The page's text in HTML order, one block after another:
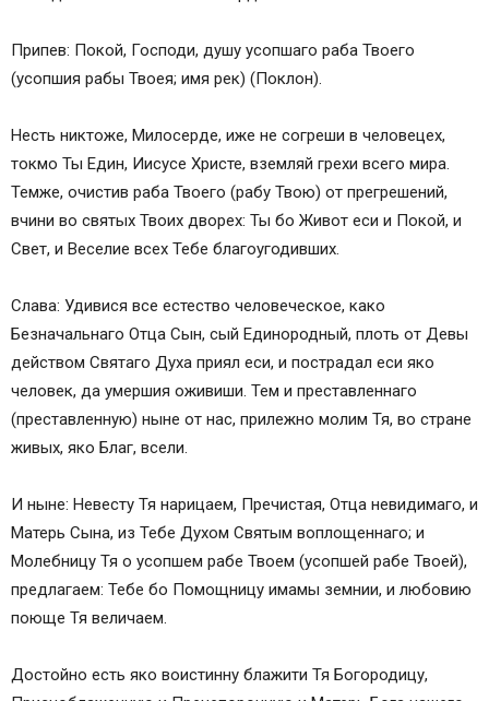
Припев: Покой, Господи, душу усопшаго раба Твоего
(усопшия рабы Твоея; имя рек) (Поклон).
Несть никтоже, Милосерде, иже не согреши в человецех,
токмо Ты Един, Иисусе Христе, вземляй грехи всего мира.
Темже, очистив раба Твоего (рабу Твою) от прегрешений,
вчини во святых Твоих дворех: Ты бо Живот еси и Покой, и
Свет, и Веселие всех Тебе благоугодивших.
Слава: Удивися все естество человеческое, како
Безначальнаго Отца Сын, сый Единородный, плоть от Девы
действом Святаго Духа приял еси, и пострадал еси яко
человек, да умершия оживиши. Тем и преставленнаго
(преставленную) ныне от нас, прилежно молим Тя, во стране
живых, яко Благ, всели.
И ныне: Невесту Тя нарицаем, Пречистая, Отца невидимаго, и
Матерь Сына, из Тебе Духом Святым воплощеннаго; и
Молебницу Тя о усопшем рабе Твоем (усопшей рабе Твоей),
предлагаем: Тебе бо Помощницу имамы земнии, и любовию
поюще Тя величаем.
Достойно есть яко воистинну блажити Тя Богородицу,